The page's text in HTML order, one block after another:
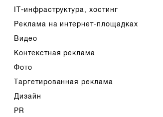
IT-инфраструктура, хостинг
Реклама на интернет-площадках
Видео
Контекстная реклама
Фото
Таргетированная реклама
Дизайн
PR